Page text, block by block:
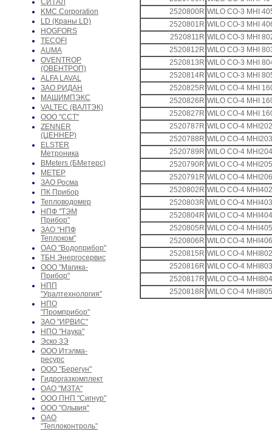
СИТАЛ
KMC Corporation
LD (Краны LD)
HOGFORS
TECOFI
AUMA
OVENTROP
(ОВЕНТРОП)
ALFA LAVAL
ЗАО РИДАН
МАШИМПЭКС
VALTEC (ВАЛТЭК)
ООО "ССТ"
ZENNER
(ЦЕННЕР)
ELSTER
Метроника
BMeters (БМетерс)
МЕТЕР
ЗАО Росма
ПК Прибор
Тепловодомер
НПФ "ТЭМ
Прибор"
ЗАО "НПФ
Теплоком"
ОАО "Водоприбор"
ТБН Энергосервис
ООО "Магика-
Прибор"
НПП
"Уралтехнология"
НПО
"Промприбор"
ЗАО "ИРВИС"
НПО "Наука"
Эско 3Э
ООО Итэлма-
ресурс
ООО "Берегун"
Гидрогазкомплект
ОАО "МЗТА"
ООО ПНП "Сигнур"
ООО "Ольвия"
ОАО
"Теплоконтроль"
2520800R WILO CO-3 MHI
2520801R WILO CO-3 MHI
2520811R WILO CO-3 MHI
2520812R WILO CO-3 MHI
2520813R WILO CO-3 MHI
2520814R WILO CO-3 MHI
2520825R WILO CO-4 MHI
2520826R WILO CO-4 MHI
2520827R WILO CO-4 MHI
2520787R WILO CO-4
2520788R WILO CO-4
2520789R WILO CO-4
2520790R WILO CO-4
2520791R WILO CO-4
2520802R WILO CO-4
2520803R WILO CO-4
2520804R WILO CO-4
2520805R WILO CO-4
2520806R WILO CO-4
2520815R WILO CO-4
2520816R WILO CO-4
2520817R WILO CO-4
2520818R WILO CO-4